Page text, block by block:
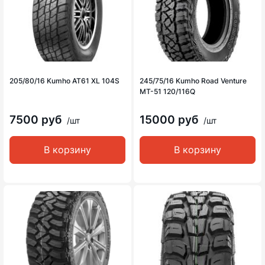
205/80/16 Kumho AT61 XL 104S
7500 руб /шт
В корзину
245/75/16 Kumho Road Venture
MT-51 120/116Q
15000 руб /шт
В корзину